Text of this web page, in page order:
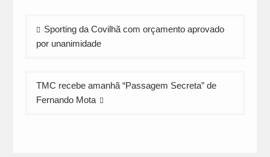
Navegação
de
Sporting da Covilhã com orçamento aprovado
por unanimidade
TMC recebe amanhã “Passagem Secreta” de
Fernando Mota